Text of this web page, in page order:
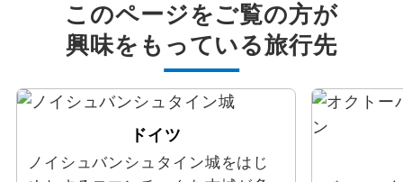
このページをご覧の方が
興味をもっている旅行先
ドイツ
ノイシュバンシュタイン城をはじ